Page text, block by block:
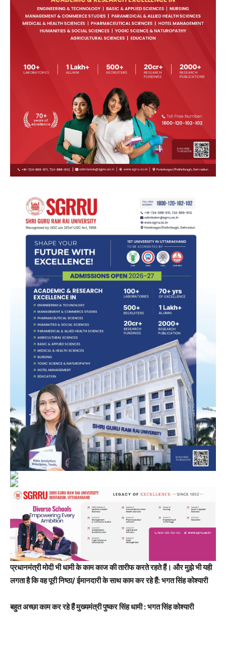
प्रधानमंत्री मोदी भी धामी के काम काज की तारीफ करते रहते हैं। और मुझे भी यही
लगता है कि वह पूरी निष्ठा/ ईमानदारी के साथ काम कर रहे हैं: भगत सिंह कोश्यारी
बहुत अच्छा काम कर रहे हैं मुख्यमंत्री पुष्कर सिंह धामी : भगत सिंह कोश्यारी